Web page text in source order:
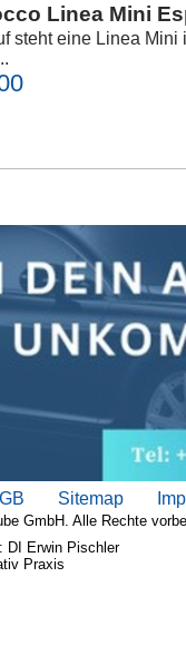
Linea Mini
steht eine Linea
Sitemap
GmbH. Alle Rechte
DI Erwin Pischler
Praxis